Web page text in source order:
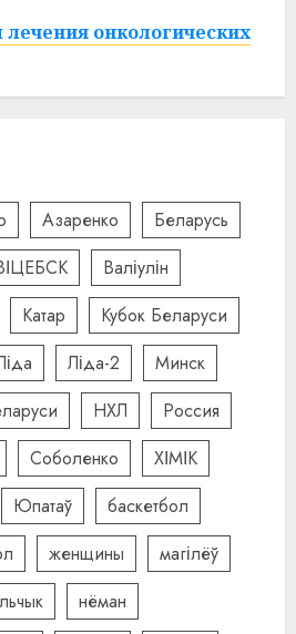
онкологических
Азаренко
Беларусь
Валіулін
Катар
Кубок Беларуси
Ліда-2
Минск
НХЛ
Россия
Соболенко
ХІМІК
Юпатаў
баскетбол
женщины
магілёў
нёман